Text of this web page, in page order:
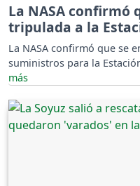
La NASA confirmó
tripulada a la
La NASA confirmó que se
suministros para la